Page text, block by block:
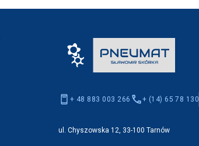
+ 48 883 003 266 + (14) 65 78 130
ul. Chyszowska 12, 33-100 Tarnów